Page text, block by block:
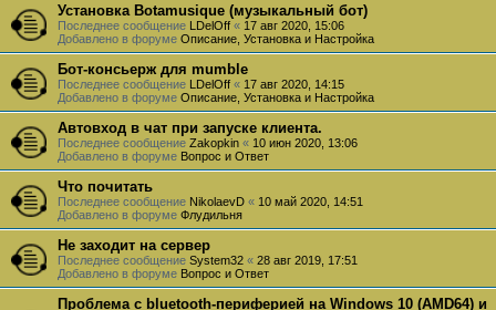
Установка Botamusique (музыкальный бот)
Последнее сообщение LDelOff « 17 авг 2020, 15:06
Добавлено в форуме Описание, Установка и Настройка
Бот-консьерж для mumble
Последнее сообщение LDelOff « 17 авг 2020, 14:15
Добавлено в форуме Описание, Установка и Настройка
Автовход в чат при запуске клиента.
Последнее сообщение Zakopkin « 10 июн 2020, 13:06
Добавлено в форуме Вопрос и Ответ
Что почитать
Последнее сообщение NikolaevD « 10 май 2020, 14:51
Добавлено в форуме Флудильня
Не заходит на сервер
Последнее сообщение System32 « 28 авг 2019, 17:51
Добавлено в форуме Вопрос и Ответ
Проблема с bluetooth-периферией на Windows 10 (AMD64) и